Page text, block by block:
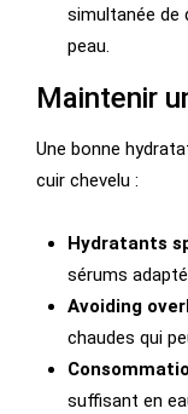
simultanée
peau.
Maintenir
Une bonne
cuir chevelu :
Hydratants
sérums
Avoiding
chaudes qui
suffisant en